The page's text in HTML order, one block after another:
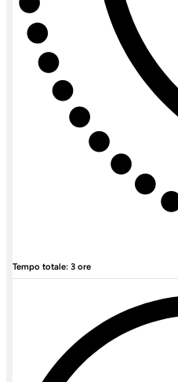
Tempo totale: 3 ore